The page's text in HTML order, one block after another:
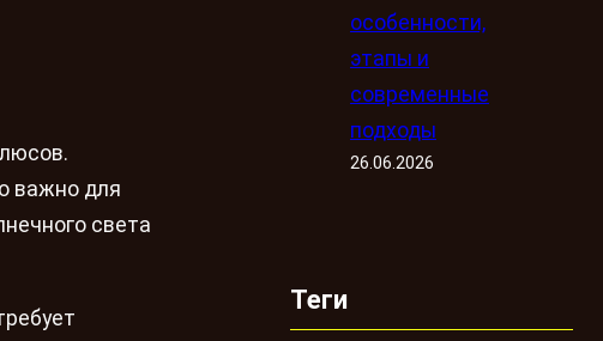
важно для
света
особенности,
этапы и
современные
подходы
26.06.2026
Теги